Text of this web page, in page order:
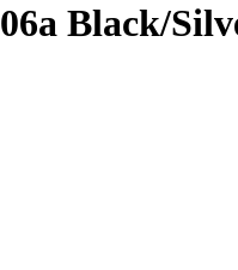
Black/